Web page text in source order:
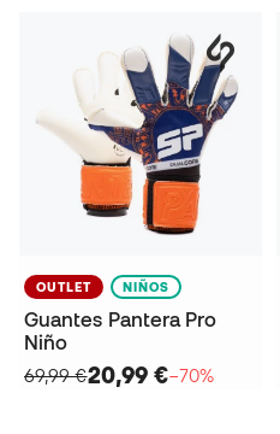
OUTLET NIÑOS
Guantes Pantera Pro
Niño
69,99 €20,99 €−70%